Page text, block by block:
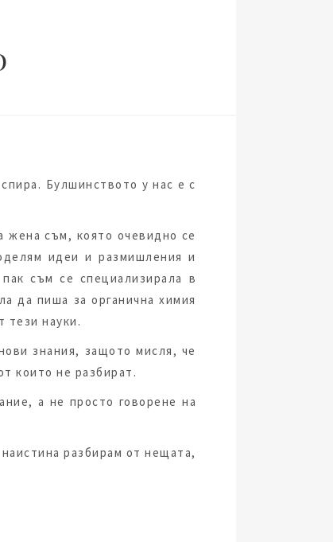
Булшинството у нас е с
жена съм, която очевидно се
идеи и размишления и
съм се специализирала в
да пиша за органична химия
тези науки.
знания, защото мисля, че
които не разбират.
а не просто говорене на
разбирам от нещата,